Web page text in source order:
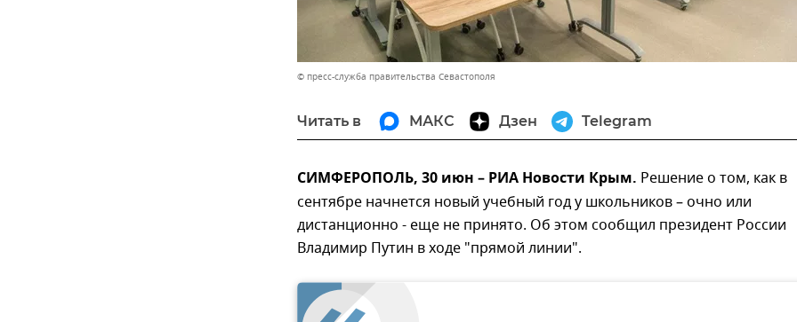
© пресс-служба правительства Севастополя
Читать в МАКС Дзен Telegram
СИМФЕРОПОЛЬ, 30 июн – РИА Новости Крым. Решение о том, как в
сентябре начнется новый учебный год у школьников – очно или
дистанционно - еще не принято. Об этом сообщил президент России
Владимир Путин в ходе "прямой линии".